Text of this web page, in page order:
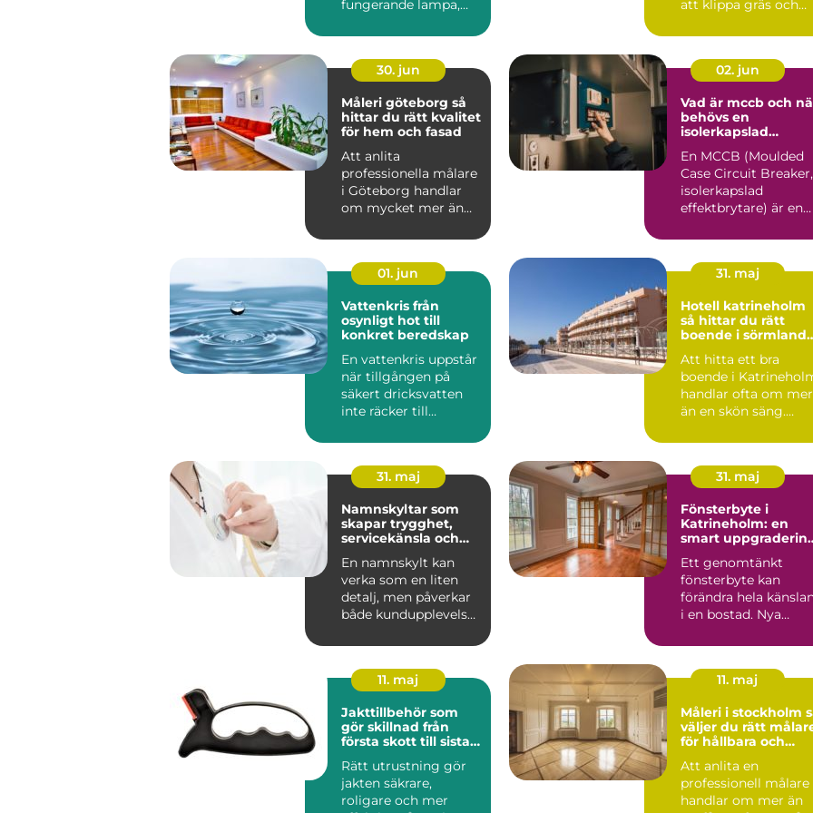
fungerande lampa,
ventilationsan...
att klippa gräs och
med kalk...
30. jun
Måleri göteborg så
hittar du rätt kvalitet
för hem och fasad
Att anlita
professionella målare
i Göteborg handlar
om mycket mer än
på vägga...
02. jun
Vad är mccb och
behövs en
isolerkapslad
En MCCB (Moulded
Case Circuit Breaker,
isolerkapslad
effektbrytare) är en
elin...
01. jun
Vattenkris från
osynligt hot till
konkret beredskap
En vattenkris uppstår
när tillgången på
säkert dricksvatten
inte räcker till
grundläggand...
31. maj
Hotell katrineholm
så hittar du rätt
boende i sörmlands
Att hitta ett bra
boende i
handlar ofta om mer
än en skön säng.
sta...
31. maj
Namnskyltar som
skapar trygghet,
servicekänsla och
En namnskylt kan
verka som en liten
detalj, men påverkar
både kundupplevelse,
v...
31. maj
Fönsterbyte i
Katrineholm: en
smart
Ett genomtänkt
fönsterbyte kan
förändra hela
i en bostad. Nya
11. maj
Jakttillbehör som
gör skillnad från
första skott till sista
Rätt utrustning gör
jakten säkrare,
roligare och mer
11. maj
Måleri i stockholm så
väljer du rätt
för hållbara och
Att anlita en
professionell målare
handlar om mer än